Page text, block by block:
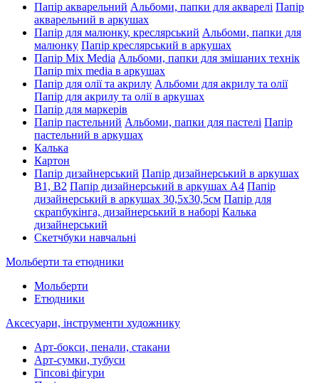
Папір акварельний Альбоми, папки для акварелі Папір
акварельний в аркушах
Папір для малюнку, креслярський Альбоми, папки для
малюнку Папір креслярський в аркушах
Папір Mix Media Альбоми, папки для змішаних технік
Папір mix media в аркушах
Папір для олії та акрилу Альбоми для акрилу та олії
Папір для акрилу та олії в аркушах
Папір для маркерів
Папір пастельний Альбоми, папки для пастелі Папір
пастельний в аркушах
Калька
Картон
Папір дизайнерський Папір дизайнерський в аркушах
В1, В2 Папір дизайнерський в аркушах А4 Папір
дизайнерський в аркушах 30,5х30,5см Папір для
скрапбукінга, дизайнерський в наборі Калька
дизайнерський
Скетчбуки навчальні
Мольберти та етюдники
Мольберти
Етюдники
Аксесуари, інструменти художнику
Арт-бокси, пенали, стакани
Арт-сумки, тубуси
Гіпсові фігури